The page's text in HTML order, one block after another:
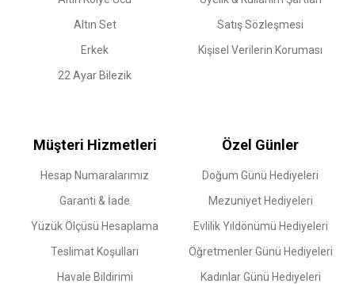
Altın Set
Erkek
22 Ayar Bilezik
Satış Sözleşmesi
Kişisel Verilerin Koruması
Müşteri Hizmetleri
Hesap Numaralarımız
Garanti & İade
Yüzük Ölçüsü Hesaplama
Teslimat Koşulları
Havale Bildirimi
Özel Günler
Doğum Günü Hediyeleri
Mezuniyet Hediyeleri
Evlilik Yıldönümü Hediyeleri
Öğretmenler Günü Hediyeleri
Kadınlar Günü Hediyeleri